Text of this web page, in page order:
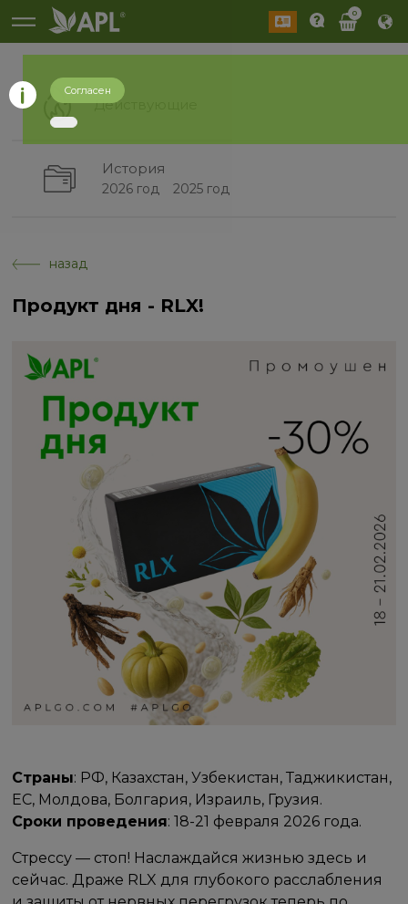
0
Действующие
История
2026 год 2025 год
назад
Продукт дня - RLX!
Страны: РФ, Казахстан, Узбекистан, Таджикистан,
ЕС, Молдова, Болгария, Израиль, Грузия.
Сроки проведения: 18-21 февраля 2026 года.
Стрессу — стоп! Наслаждайся жизнью здесь и
сейчас. Драже RLX для глубокого расслабления
Согласен